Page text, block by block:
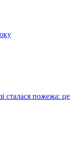
сталася пожежа: це